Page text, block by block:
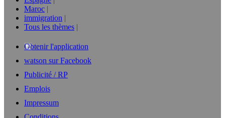
Maroc
immigration
Tous les thèmes
Obtenir l'application
watson sur Facebook
Publicité / RP
Emplois
Impressum